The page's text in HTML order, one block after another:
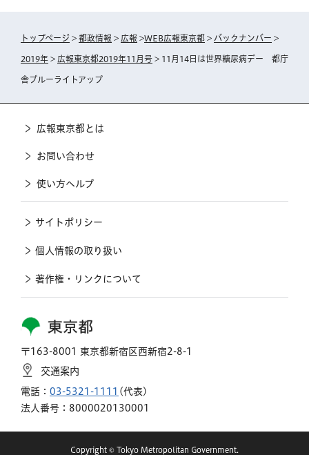
トップページ > 都政情報 > 広報 >WEB広報東京都 > バックナンバー >
2019年 > 広報東京都2019年11月号 > 11月14日は世界糖尿病デー 都庁
舎ブルーライトアップ
東京都
〒163-8001 東京都新宿区西新宿2-8-1
交通案内
電話： 03-5321-1111 (代表)
法人番号：8000020130001
広報東京都とは
お問い合わせ
使い方ヘルプ
サイトポリシー
個人情報の取り扱い
著作権・リンクについて
Copyright © Tokyo Metropolitan Government.